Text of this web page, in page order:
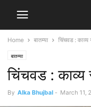
Home बातम्या चिंचवड :
बातम्या
चिंचवड :
By Alka Bhujbal - March 11,